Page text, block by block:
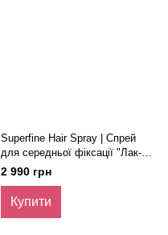
Superfine Hair Spray | Спрей
для середньої фіксації "Лак-
невагомість", 300 мл
2 990 грн
Купити